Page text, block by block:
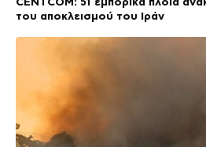
του αποκλεισμού του Ιράν